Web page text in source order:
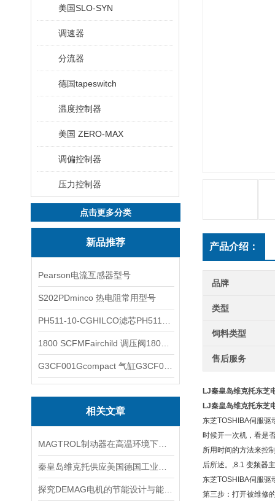
美国SLO-SYN
调速器
分流器
德国tapeswitch
温度控制器
美国 ZERO-MAX
调偏控制器
压力控制器
点击更多分类
新品推荐
Pearson电流互感器型号
S202PDminco 热电阻常用型号
相关文章
产品介绍：
品牌
类型
饲料类型
售后服务
LJ秦皇岛维克托东芝
LJ秦皇岛维克托东芝
东芝TOSHIBA伺服驱
时候开一次机，看是
所用时间的方法来控
后所述。,8.1 变频器
东芝TOSHIBA伺服
第三步：打开被维修